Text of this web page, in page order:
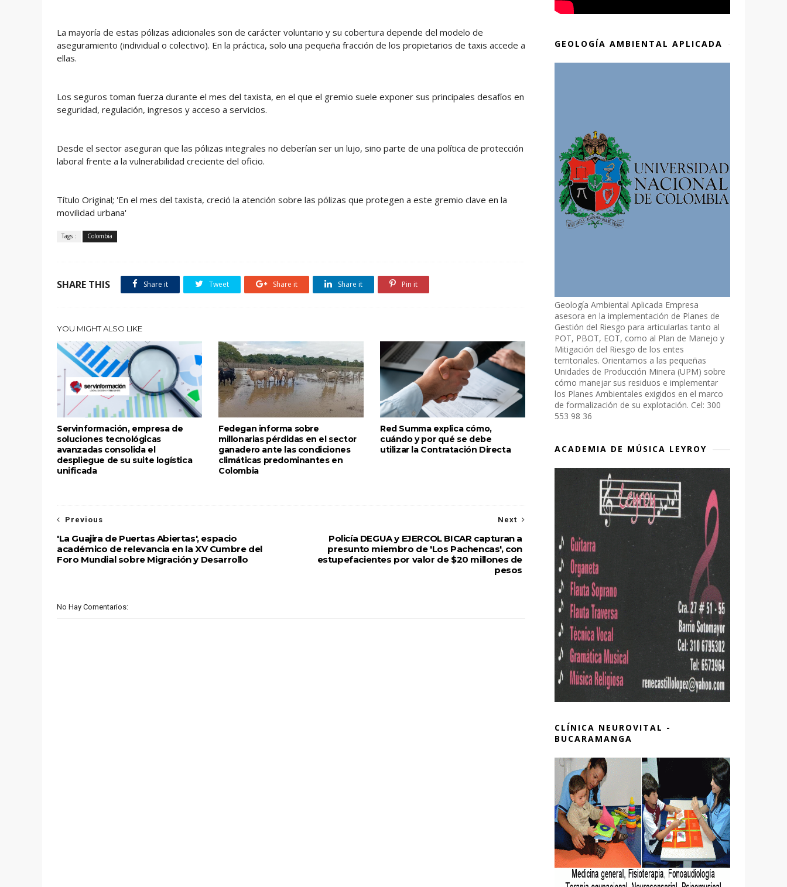
La mayoría de estas pólizas adicionales son de carácter voluntario y su cobertura depende del modelo de
aseguramiento (individual o colectivo). En la práctica, solo una pequeña fracción de los propietarios de taxis accede a
ellas.
Los seguros toman fuerza durante el mes del taxista, en el que el gremio suele exponer sus principales desafíos en
seguridad, regulación, ingresos y acceso a servicios.
Desde el sector aseguran que las pólizas integrales no deberían ser un lujo, sino parte de una política de protección
laboral frente a la vulnerabilidad creciente del oficio.
Título Original; 'En el mes del taxista, creció la atención sobre las pólizas que protegen a este gremio clave en la
movilidad urbana'
Tags : Colombia
SHARE THIS Share it Tweet Share it Share it Pin it
YOU MIGHT ALSO LIKE
Servinformación, empresa de
soluciones tecnológicas
avanzadas consolida el
despliegue de su suite logística
unificada
Fedegan informa sobre
millonarias pérdidas en el sector
ganadero ante las condiciones
climáticas predominantes en
Colombia
Red Summa explica cómo,
cuándo y por qué se debe
utilizar la Contratación Directa
Next
Policía DEGUA y EJERCOL BICAR capturan a
presunto miembro de 'Los Pachencas', con
estupefacientes por valor de $20 millones de
pesos
Previous
'La Guajira de Puertas Abiertas', espacio
académico de relevancia en la XV Cumbre del
Foro Mundial sobre Migración y Desarrollo
No Hay Comentarios:
GEOLOGÍA AMBIENTAL APLICADA
Geología Ambiental Aplicada Empresa
asesora en la implementación de Planes de
Gestión del Riesgo para articularlas tanto al
POT, PBOT, EOT, como al Plan de Manejo y
Mitigación del Riesgo de los entes
territoriales. Orientamos a las pequeñas
Unidades de Producción Minera (UPM) sobre
cómo manejar sus residuos e implementar
los Planes Ambientales exigidos en el marco
de formalización de su explotación. Cel: 300
553 98 36
ACADEMIA DE MÚSICA LEYROY
CLÍNICA NEUROVITAL -
BUCARAMANGA